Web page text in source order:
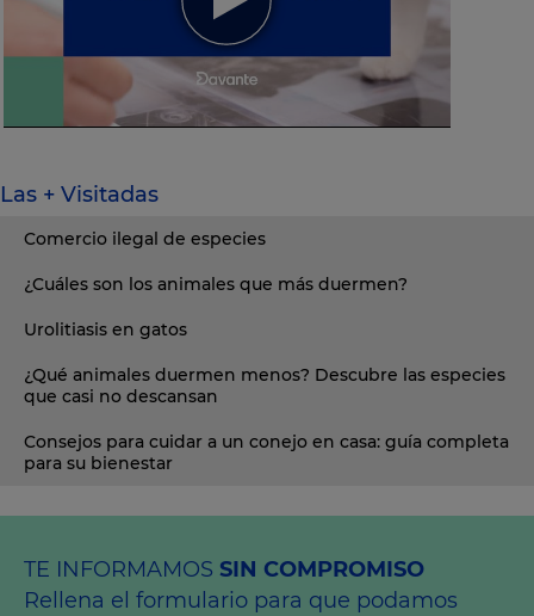
Las + Visitadas
Comercio ilegal de especies
¿Cuáles son los animales que más duermen?
Urolitiasis en gatos
¿Qué animales duermen menos? Descubre las especies
que casi no descansan
Consejos para cuidar a un conejo en casa: guía completa
para su bienestar
TE INFORMAMOS SIN COMPROMISO
Rellena el formulario para que podamos